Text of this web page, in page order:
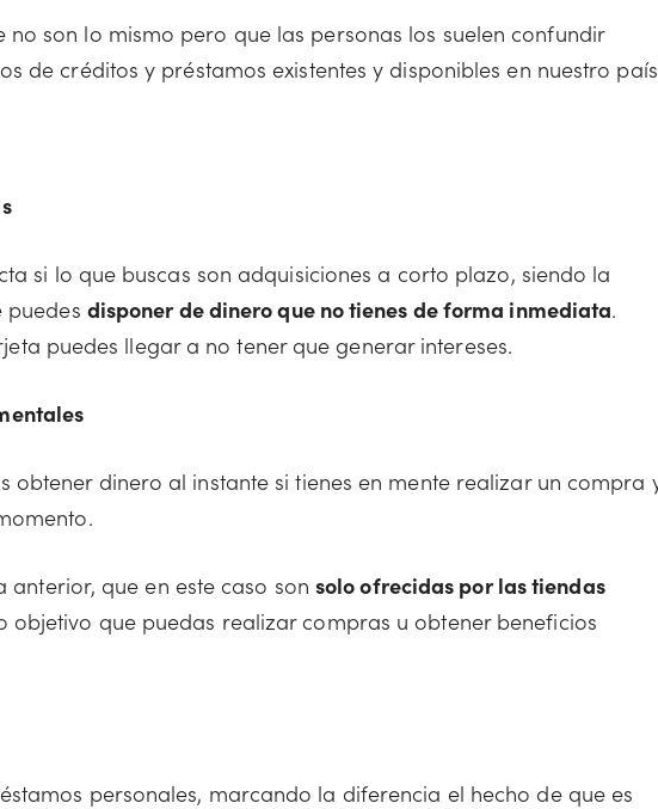
son lo mismo pero que las personas los suelen confundir
de créditos y préstamos existentes y disponibles en nuestro
si lo que buscas son adquisiciones a corto plazo, siendo la
puedes disponer de dinero que no tienes de forma inmediata.
puedes llegar a no tener que generar intereses.
dinero al instante si tienes en mente realizar un compra
anterior, que en este caso sonsolo ofrecidas por las tiendas
objetivo que puedas realizar compras u obtener beneficios
personales, marcando la diferencia el hecho de que es